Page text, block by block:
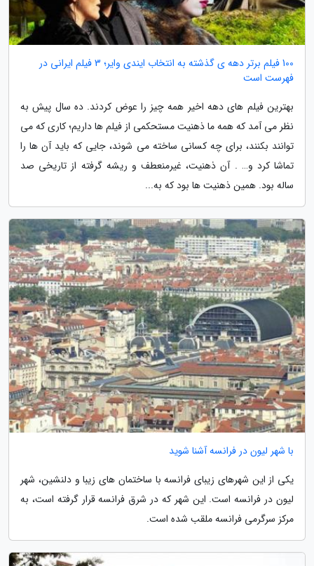
100 فیلم برتر دهه ی گذشته به انتخاب ایندی وایر؛ 3 فیلم ایرانی در
فهرست است
بهترین فیلم های دهه اخیر همه چیز را عوض کردند. ده سال پیش به
نظر می آمد که همه ما ذهنیت مستحکمی از فیلم ها داریم؛ کاری که می
توانند بکنند، برای چه کسانی ساخته می شوند، جایی که باید آن ها را
تماشا کرد و… . آن ذهنیت، غیرمنعطف و ریشه گرفته از تاریخی صد
ساله بود. همین ذهنیت ها بود که به...
با شهر لیون در فرانسه آشنا شوید
یکی از این شهرهای زیبای فرانسه با ساختمان های زیبا و دلنشین، شهر
لیون در فرانسه است. این شهر که در شرق فرانسه قرار گرفته است، به
مرکز سرگرمی فرانسه ملقب شده است.